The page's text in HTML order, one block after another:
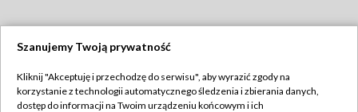
TVP
Szanujemy Twoją prywatność
Kliknij "Akceptuję i przechodzę do serwisu", aby wyrazić zgody na
korzystanie z technologii automatycznego śledzenia i zbierania danych,
dostęp do informacji na Twoim urządzeniu końcowym i ich